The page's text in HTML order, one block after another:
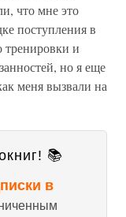
что мне это
поступления в
тренировки и
но я еще
меня вызвали на
📚
в